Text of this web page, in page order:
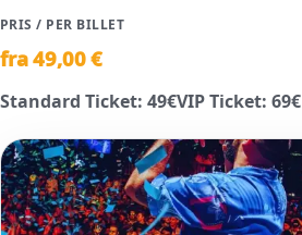
PRIS / PER BILLET
fra49,00 €
Standard Ticket: 49€VIP Ticket: 69€